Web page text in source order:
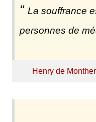
La souffrance
personnes de
Henry de